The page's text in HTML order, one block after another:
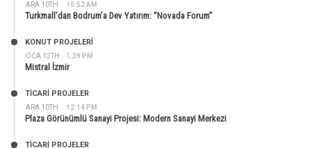
ARA 10TH 10:52 AM
Turkmall’dan Bodrum’a Dev Yatırım: “Novada Forum”
OCA 12TH 1:39 PM
KONUT PROJELERI
Mistral İzmir
ARA 10TH 12:14 PM
TİCARİ PROJELER
Plaza Görünümlü Sanayi Projesi: Modern Sanayi Merkezi
TİCARİ PROJELER